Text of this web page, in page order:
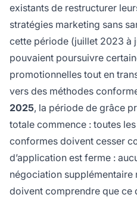
existants de restructurer
stratégies marketing sans
cette période (juillet 2023 à
pouvaient poursuivre
promotionnelles tout en
vers des méthodes
2025, la période de grâce
totale commence : toutes
conformes doivent cesser
d’application est ferme :
négociation supplémentaire
doivent comprendre que ce